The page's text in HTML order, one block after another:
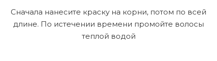
Сначала нанесите краску на корни, потом по всей
длине. По истечении времени промойте волосы
теплой водой